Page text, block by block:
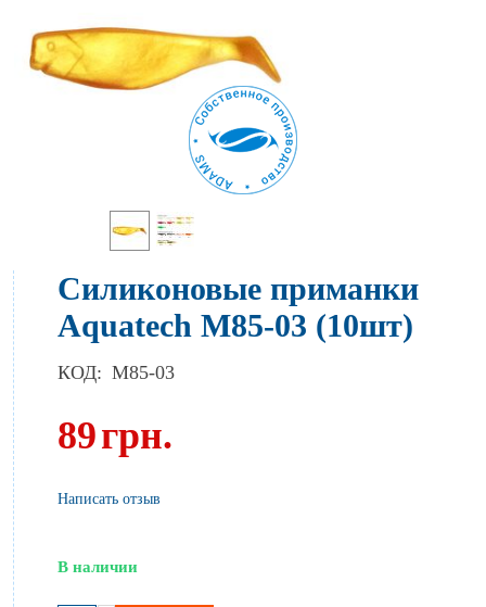
Силиконовые приманки
Aquatech М85-03 (10шт)
КОД: M85-03
89грн.
Написать отзыв
В наличии